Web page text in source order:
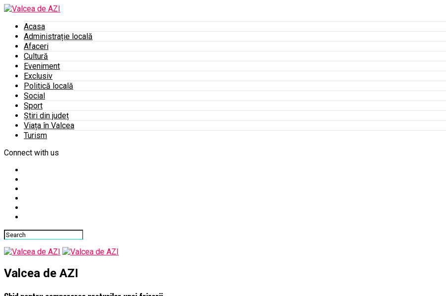
Acasa
Administrație locală
Afaceri
Cultură
Eveniment
Exclusiv
Politică locală
Social
Sport
Știri din județ
Viața în Valcea
Turism
Connect with us
Valcea de AZI